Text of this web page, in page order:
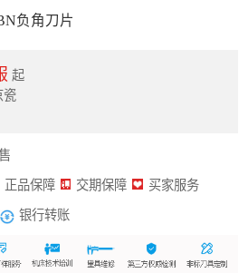
负角刀片
起
正品保障 交期保障 买家服务
银行转账